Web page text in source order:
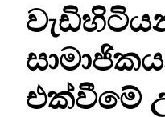
එක්වීමේ